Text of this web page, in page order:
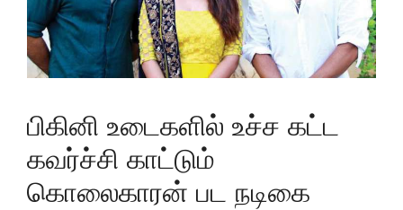
பிகினி உடைகளில் உச்ச கட்ட
கவர்ச்சி காட்டும்
கொலைகாரன் பட நடிகை